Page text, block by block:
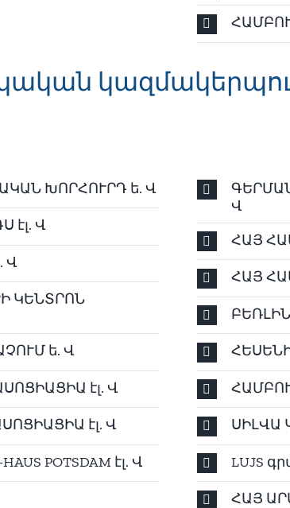
ԽՈՐՀՈՒՐԴ ե. Վ
էլ. Վ
Վ
ԿԵՆՏՐՈՆ
ե. Վ
էլ. Վ
էլ. Վ
POTSDAM էլ. Վ
Վ
ՀԱՅ
ՀԱՅ
ՍԻԼՎԱ
LUJS
ՀԱՅ